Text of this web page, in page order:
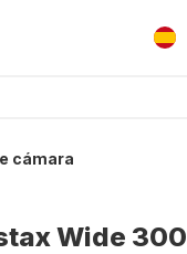
cámara
Wide 300